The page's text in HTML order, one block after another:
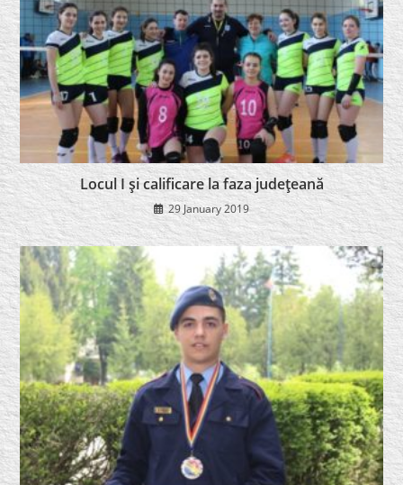
Locul I şi calificare la faza judeţeană
29 January 2019